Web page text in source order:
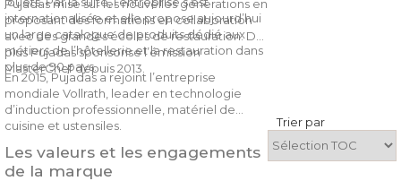
internationalisée et elle propose aujourd’hui
un large catalogue de produits dédié aux
métiers de l’hôtellerie et la restauration dans
plus de 90 pays.
Pujadas mise sur les nouvelles générations en
proposant des formations en collaboration
avec des grandes écoles de restauration. De
plus Pujadas sponsorise l’émission
MasterChef depuis 2013.
En 2015, Pujadas a rejoint l’entreprise
mondiale Vollrath, leader en technologie
d’induction professionnelle, matériel de
cuisine et ustensiles.
Les valeurs et les engagements
de la marque
Trier par